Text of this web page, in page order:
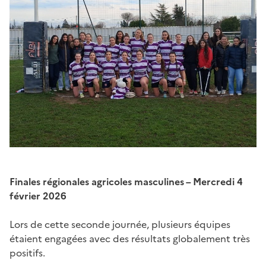
Finales régionales agricoles masculines – Mercredi 4
février 2026
Lors de cette seconde journée, plusieurs équipes
étaient engagées avec des résultats globalement très
positifs.